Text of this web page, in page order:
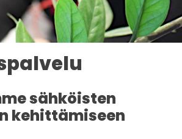
sähköisten
kehittämiseen